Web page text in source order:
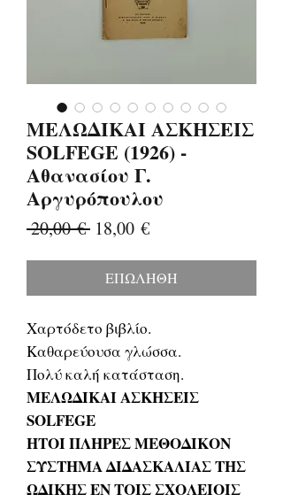
ΜΕΛΩΔΙΚΑΙ ΑΣΚΗΣΕΙΣ
SOLFEGE (1926) -
Αθανασίου Γ.
Αργυρόπουλου
20,00 € Κανονική
18,00 €Τιμή
ΕΠΩΛΗΘΗ
Χαρτόδετο βιβλίο.
Καθαρεύουσα γλώσσα.
Πολύ καλή κατάσταση.
ΜΕΛΩΔΙΚΑΙ ΑΣΚΗΣΕΙΣ
SOLFEGE
ΗΤΟΙ ΠΛΗΡΕΣ ΜΕΘΟΔΙΚΟΝ
ΣΥΣΤΗΜΑ ΔΙΔΑΣΚΑΛΙΑΣ ΤΗΣ
ΩΔΙΚΗΣ ΕΝ ΤΟΙΣ ΣΧΟΛΕΙΟΙΣ